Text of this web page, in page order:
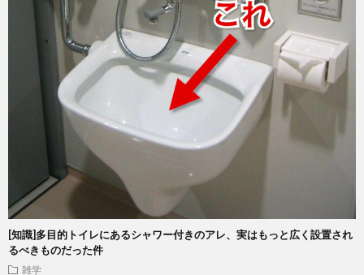
[知識]多目的トイレにあるシャワー付きのアレ、実はもっと広く設置され
るべきものだった件
雑学